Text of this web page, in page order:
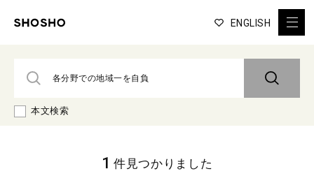
ENGLISH
本文検索
1 件見つかりました